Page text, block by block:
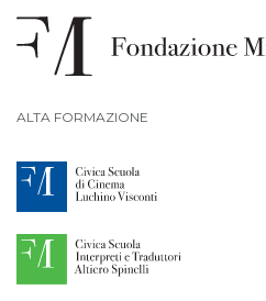
ALTA FORMAZIONE